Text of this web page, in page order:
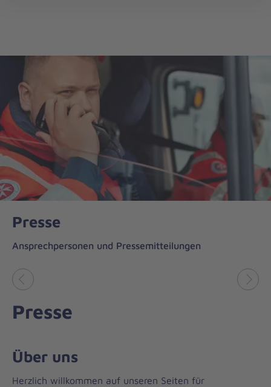
Presse
Ansprechpersonen und Pressemitteilungen
Vorheriges
Presse
Über uns
Herzlich willkommen auf unseren Seiten für